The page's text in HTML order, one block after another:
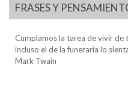
FRASES Y
Cumplamos la tarea de vivir de
incluso el de la funeraria lo
Mark Twain